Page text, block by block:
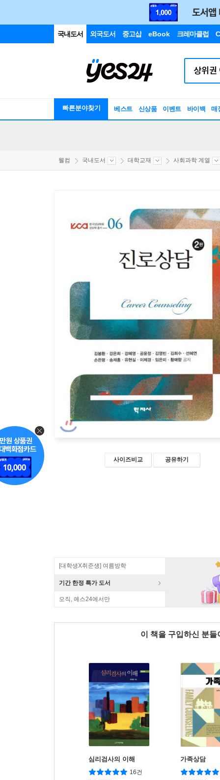
국내도서 외국도서 중고샵 eBook 크레마클럽
빠른분야찾기 베스트 신상품 이벤트 바이백 매
웰컴 국내도서 대학교재 사회과학 계열
사이즈비교 공유하기
[대학생X취준생] 여름방학
기간 한정 특가 도서
오직, 예스24에서만
이 책을 구입하신 분
심리검사의 이해
16건
가족상담